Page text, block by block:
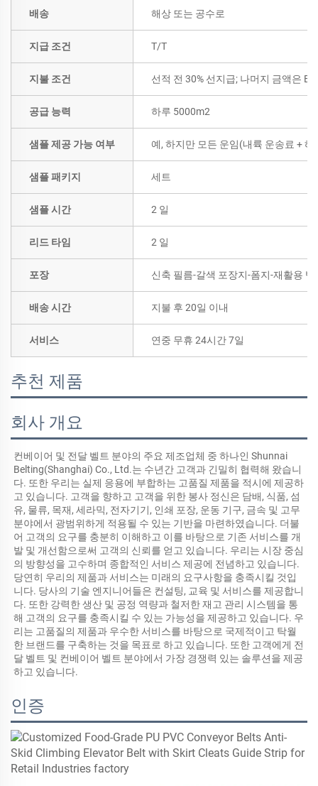
배송 해상 또는 공수로
지급 조건 T/T
지불 조건 선적 전 30% 선지급; 나머지 금액은
공급 능력 하루 5000m2
샘플 제공 가능 여부 예, 하지만 모든 운임(내륙 운송료 +
샘플 패키지 세트
샘플 시간 2 일
리드 타임 2 일
포장 신축 필름-갈색 포장지-폼지-재활용 벨
배송 시간 지불 후 20일 이내
서비스 연중 무휴 24시간 7일
추천 제품
회사 개요
컨베이어 및 전달 벨트 분야의 주요 제조업체 중 하나인 Shunnai
Belting(Shanghai) Co., Ltd.는 수년간 고객과 긴밀히 협력해 왔습니
다. 또한 우리는 실제 응용에 부합하는 고품질 제품을 적시에 제공하
고 있습니다. 고객을 향하고 고객을 위한 봉사 정신은 담배, 식품, 섬
유, 물류, 목재, 세라믹, 전자기기, 인쇄 포장, 운동 기구, 금속 및 고무
분야에서 광범위하게 적용될 수 있는 기반을 마련하였습니다. 더불
어 고객의 요구를 충분히 이해하고 이를 바탕으로 기존 서비스를 개
발 및 개선함으로써 고객의 신뢰를 얻고 있습니다. 우리는 시장 중심
의 방향성을 고수하며 종합적인 서비스 제공에 전념하고 있습니다.
당연히 우리의 제품과 서비스는 미래의 요구사항을 충족시킬 것입
니다. 당사의 기술 엔지니어들은 컨설팅, 교육 및 서비스를 제공합니
다. 또한 강력한 생산 및 공정 역량과 철저한 재고 관리 시스템을 통
해 고객의 요구를 충족시킬 수 있는 가능성을 제공하고 있습니다. 우
리는 고품질의 제품과 우수한 서비스를 바탕으로 국제적이고 탁월
한 브랜드를 구축하는 것을 목표로 하고 있습니다. 또한 고객에게 전
달 벨트 및 컨베이어 벨트 분야에서 가장 경쟁력 있는 솔루션을 제공
하고 있습니다.
인증